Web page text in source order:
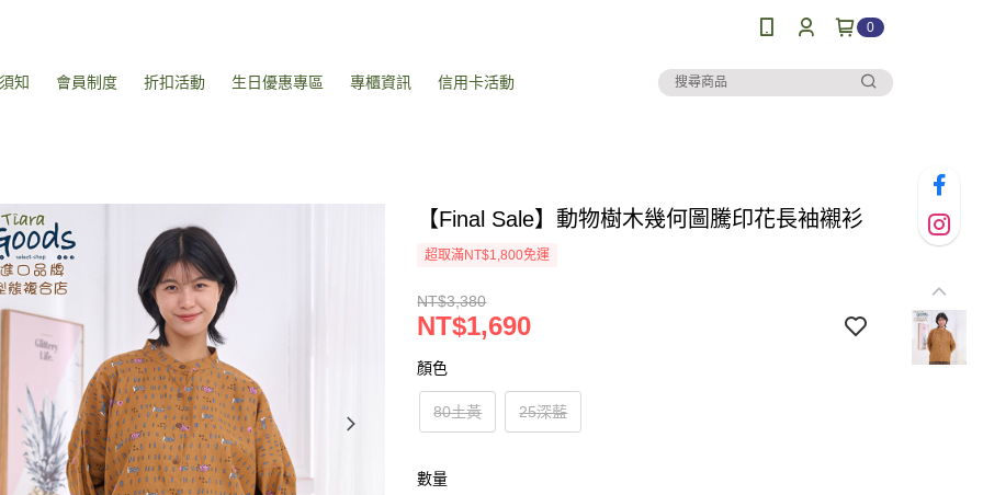
0
知 會員制度 折扣活動 生日優惠專區 專櫃資訊 信用卡活動
【Final Sale】動物樹木幾何圖騰印花長袖襯衫
超取滿NT$1,800免運
NT$3,380
NT$1,690
顏色
80土黃 25深藍
數量